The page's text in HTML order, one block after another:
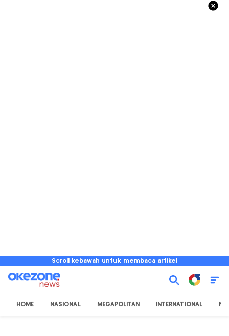
Scroll kebawah untuk membaca artikel
HOME NASIONAL MEGAPOLITAN INTERNATIONAL